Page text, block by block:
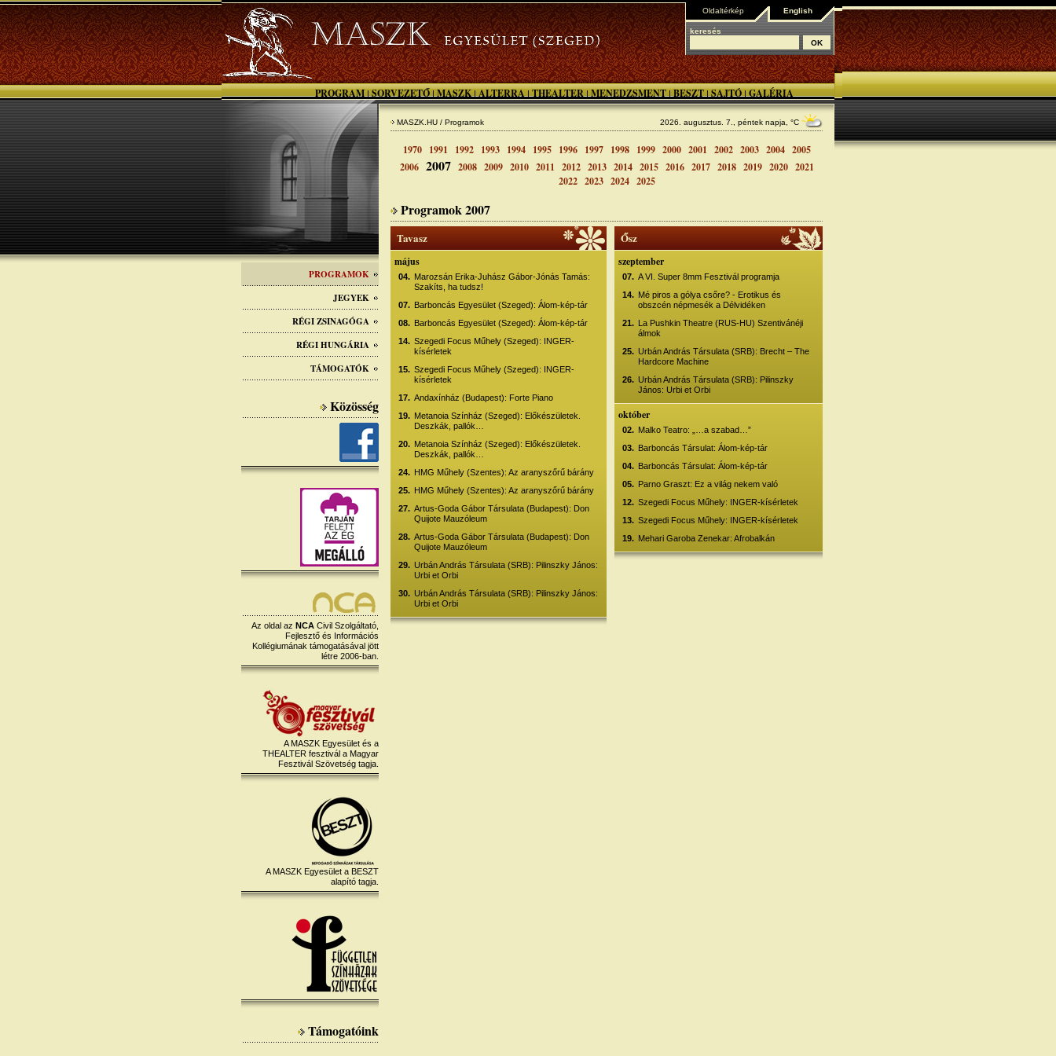
Oldaltérkép English
keresés
PROGRAM | SORVEZETŐ | MASZK | ALTERRA | THEALTER | MENEDZSMENT | BESZT | SAJTÓ | GALÉRIA
PROGRAMOK
JEGYEK
RÉGI ZSINAGÓGA
RÉGI HUNGÁRIA
TÁMOGATÓK
Közösség
Az oldal az NCA Civil Szolgáltató,
Fejlesztő és Információs
Kollégiumának támogatásával jött
létre 2006-ban.
A MASZK Egyesület és a
THEALTER fesztivál a Magyar
Fesztivál Szövetség tagja.
A MASZK Egyesület a BESZT
alapító tagja.
Támogatóink
MASZK.HU / Programok 2026. augusztus. 7., péntek napja, °C
1970 1991 1992 1993 1994 1995 1996 1997 1998 1999 2000 2001 2002 2003 2004 2005
2006 2007 2008 2009 2010 2011 2012 2013 2014 2015 2016 2017 2018 2019 2020 2021
2022 2023 2024 2025
Programok 2007
Tavasz
május
04. Marozsán Erika-Juhász Gábor-Jónás Tamás:
Szakíts, ha tudsz!
07. Barboncás Egyesület (Szeged): Álom-kép-tár
08. Barboncás Egyesület (Szeged): Álom-kép-tár
14. Szegedi Focus Műhely (Szeged): INGER-
kísérletek
15. Szegedi Focus Műhely (Szeged): INGER-
kísérletek
17. Andaxínház (Budapest): Forte Piano
19. Metanoia Színház (Szeged): Előkészületek.
Deszkák, pallók…
20. Metanoia Színház (Szeged): Előkészületek.
Deszkák, pallók…
24. HMG Műhely (Szentes): Az aranyszőrű bárány
25. HMG Műhely (Szentes): Az aranyszőrű bárány
27. Artus-Goda Gábor Társulata (Budapest): Don
Quijote Mauzóleum
28. Artus-Goda Gábor Társulata (Budapest): Don
Quijote Mauzóleum
29. Urbán András Társulata (SRB): Pilinszky János:
Urbi et Orbi
30. Urbán András Társulata (SRB): Pilinszky János:
Urbi et Orbi
Ősz
szeptember
07. A VI. Super 8mm Fesztivál programja
14. Mé piros a gólya csőre? - Erotikus és
obszcén népmesék a Délvidéken
21. La Pushkin Theatre (RUS-HU) Szentivánéji
álmok
25. Urbán András Társulata (SRB): Brecht – The
Hardcore Machine
26. Urbán András Társulata (SRB): Pilinszky
János: Urbi et Orbi
október
02. Malko Teatro: „…a szabad…”
03. Barboncás Társulat: Álom-kép-tár
04. Barboncás Társulat: Álom-kép-tár
05. Parno Graszt: Ez a világ nekem való
12. Szegedi Focus Műhely: INGER-kísérletek
13. Szegedi Focus Műhely: INGER-kísérletek
19. Mehari Garoba Zenekar: Afrobalkán